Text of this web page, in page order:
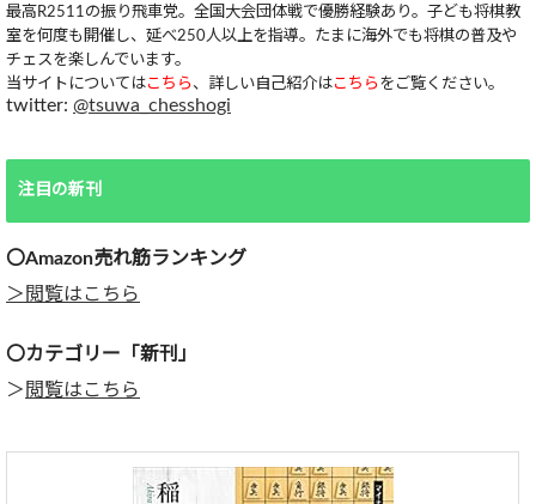
最高R2511の振り飛車党。全国大会団体戦で優勝経験あり。子ども将棋教
室を何度も開催し、延べ250人以上を指導。たまに海外でも将棋の普及や
チェスを楽しんでいます。
当サイトについてはこちら 、詳しい自己紹介はこちら をご覧ください。
twitter: @tsuwa_chesshogi
注目の新刊
〇Amazon売れ筋ランキング
＞閲覧はこちら
〇カテゴリー「新刊」
＞ 閲覧はこちら